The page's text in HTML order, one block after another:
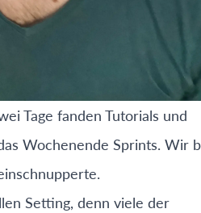
Tage fanden Tutorials und
Wochenende Sprints. Wir
Setting, denn viele der